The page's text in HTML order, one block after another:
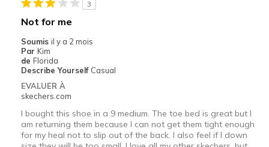
Width
Sizing
3
Not for me
Soumis il y a 2 mois
Par Kim
de Florida
Describe Yourself Casual
EVALUER À
skechers.com
I bought this shoe in a 9 medium. The toe bed is great but I
am returning them because I can not get them tight enough
for my heal not to slip out of the back. I also feel if I down